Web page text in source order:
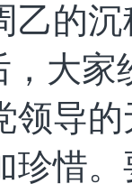
乙的
，大家
领导
珍惜